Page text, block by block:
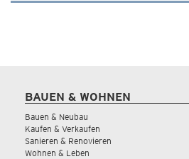
BAUEN & WOHNEN
Bauen & Neubau
Kaufen & Verkaufen
Sanieren & Renovieren
Wohnen & Leben